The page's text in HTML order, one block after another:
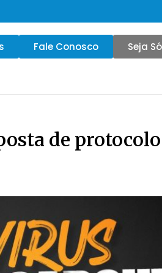
Fale Conosco Seja
de